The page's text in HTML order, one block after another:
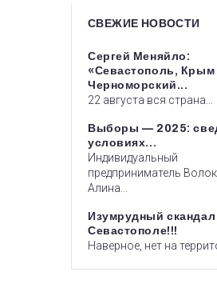
СВЕЖИЕ НОВОСТИ
Сергей Меняйло:
«Севастополь, Крым
Черноморский...
22 августа вся страна...
Выборы — 2025:
условиях...
Индивидуальный
предприниматель
Алина...
Изумрудный скандал
Севастополе!!!
Наверное, нет на